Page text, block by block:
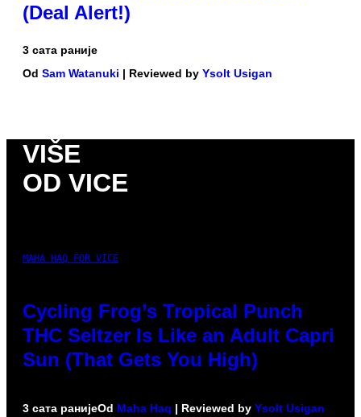
(Deal Alert!)
3 сата раније
Od Sam Watanuki | Reviewed by Ysolt Usigan
VIŠE
OD VICE
MAHA HAQ FOR VICE
Cycling Frog’s Tropical Punch
THC Seltzer Is Like an Adult Capri
Sun (That Gets You High)
3 сата ранијеOd Maha Haq | Reviewed by Ysolt Usigan